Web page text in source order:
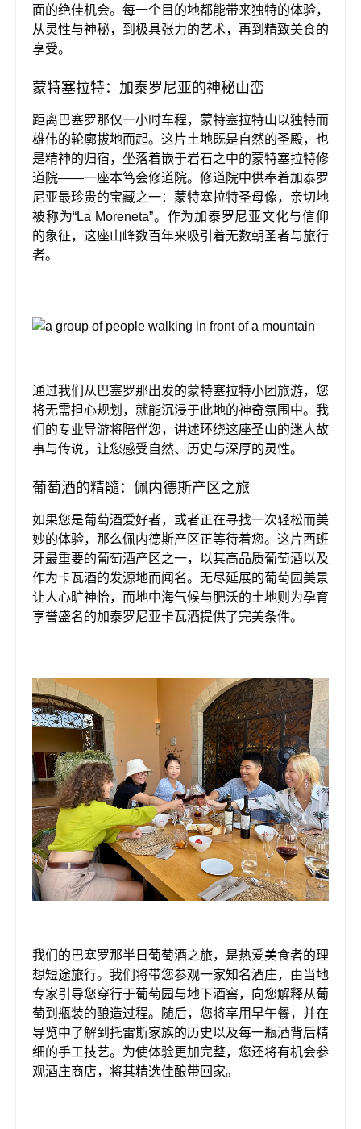
面的绝佳机会。每一个目的地都能带来独特的体验，
从灵性与神秘，到极具张力的艺术，再到精致美食的
享受。
蒙特塞拉特：加泰罗尼亚的神秘山峦
距离巴塞罗那仅一小时车程，蒙特塞拉特山以独特而
雄伟的轮廓拔地而起。这片土地既是自然的圣殿，也
是精神的归宿，坐落着嵌于岩石之中的蒙特塞拉特修
道院——一座本笃会修道院。修道院中供奉着加泰罗
尼亚最珍贵的宝藏之一：蒙特塞拉特圣母像，亲切地
被称为“La Moreneta”。作为加泰罗尼亚文化与信仰
的象征，这座山峰数百年来吸引着无数朝圣者与旅行
者。
通过我们从巴塞罗那出发的蒙特塞拉特小团旅游，您
将无需担心规划，就能沉浸于此地的神奇氛围中。我
们的专业导游将陪伴您，讲述环绕这座圣山的迷人故
事与传说，让您感受自然、历史与深厚的灵性。
葡萄酒的精髓：佩内德斯产区之旅
如果您是葡萄酒爱好者，或者正在寻找一次轻松而美
妙的体验，那么佩内德斯产区正等待着您。这片西班
牙最重要的葡萄酒产区之一，以其高品质葡萄酒以及
作为卡瓦酒的发源地而闻名。无尽延展的葡萄园美景
让人心旷神怡，而地中海气候与肥沃的土地则为孕育
享誉盛名的加泰罗尼亚卡瓦酒提供了完美条件。
我们的巴塞罗那半日葡萄酒之旅，是热爱美食者的理
想短途旅行。我们将带您参观一家知名酒庄，由当地
专家引导您穿行于葡萄园与地下酒窖，向您解释从葡
萄到瓶装的酿造过程。随后，您将享用早午餐，并在
导览中了解到托雷斯家族的历史以及每一瓶酒背后精
细的手工技艺。为使体验更加完整，您还将有机会参
观酒庄商店，将其精选佳酿带回家。